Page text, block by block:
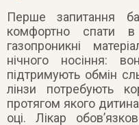
Перше запитання
комфортно спати в
газопроникні
нічного носіння:
підтримують обмін
лінзи потребують
протягом якого
оці. Лікар